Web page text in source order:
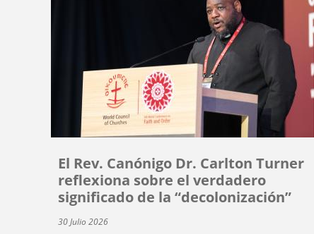
El Rev. Canónigo Dr. Carlton Turner
reflexiona sobre el verdadero
significado de la “decolonización”
30 Julio 2026